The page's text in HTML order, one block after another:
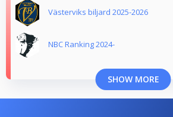
Västerviks biljard 2025-2026
NBC Ranking 2024-
SHOW MORE